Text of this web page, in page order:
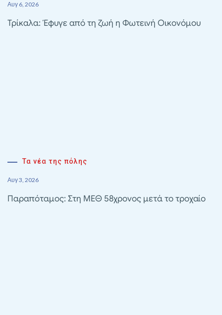
Αυγ 6, 2026
Τρίκαλα: Έφυγε από τη ζωή η Φωτεινή Οικονόμου
Τα νέα της πόλης
Αυγ 3, 2026
Παραπόταμος: Στη ΜΕΘ 58χρονος μετά το τροχαίο